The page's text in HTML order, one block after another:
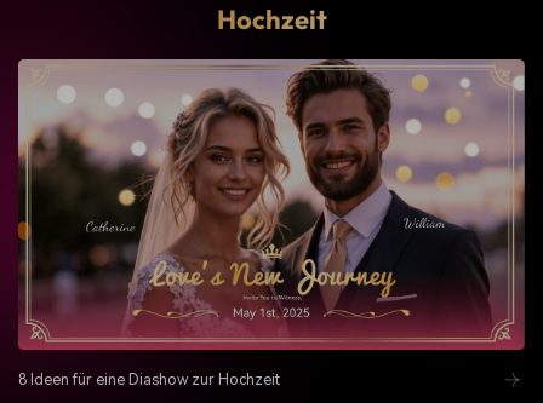
Hochzeit
8 Ideen für eine Diashow zur Hochzeit